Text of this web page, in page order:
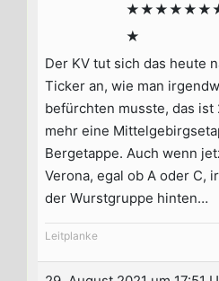
★
Der KV tut sich das heute
Ticker an, wie man
befürchten musste, das ist
mehr eine
Bergetappe. Auch wenn
Verona, egal ob A oder C,
der Wurstgruppe hinten…
Leitplanke